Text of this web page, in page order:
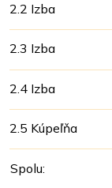
Spolu:
2.2 Izba
2.3 Izba
2.4 Izba
2.5 Kúpeľňa